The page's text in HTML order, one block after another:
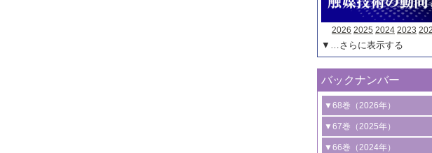
2026 2025 2024 2023
▼…さらに表示する
バックナンバー
▼68巻（2026年）
1号 過酸化水素合成に関する
2号 コンピューター技術によ
▼67巻（2025年）
1号 CO
水素化によるグリー
▼66巻（2024年）